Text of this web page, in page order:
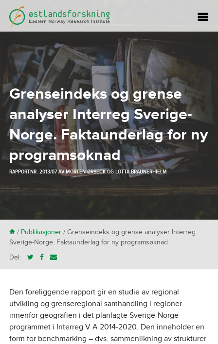
Grenseindeks og grense
analyser Interreg Sverige-
Norge. Faktaunderlag for ny
programsøknad
RAPPORTNR. 2013/07 AVMORTEN ØRBECKOGLOTTA BRAUNERHIELM
H/ Publikasjoner/ Grenseindeks og grense analyser Interreg
Sverige-Norge. Faktaunderlag for ny programsøknad
Del:
Den foreliggende rapport gir en studie av regional
utvikling og grenseregional samhandling i regioner
innenfor geografien i det planlagte Sverige-Norge
programmet i Interreg V A 2014-2020. Den inneholder en
form for benchmarking – dvs. sammenlikning av strukturer